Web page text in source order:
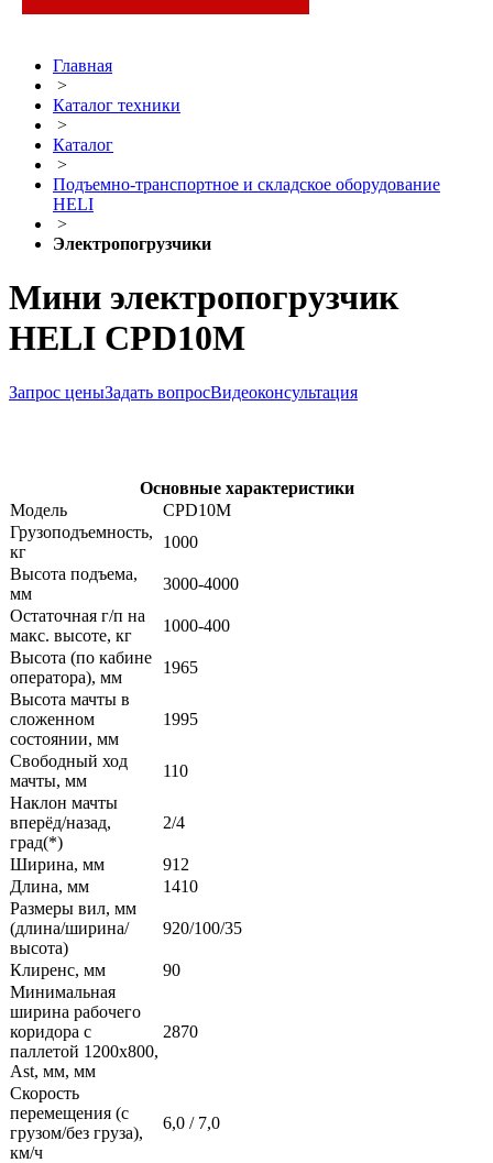
Главная
>
Каталог техники
>
Каталог
>
Подъемно-транспортное и складское оборудование
HELI
>
Электропогрузчики
Мини электропогрузчик
HELI CPD10M
Запрос ценыЗадать вопросВидеоконсультация
Основные характеристики
Модель
CPD10M
Грузоподъемность,
кг
1000
Высота подъема,
мм
3000-4000
Остаточная г/п на
макс. высоте, кг
1000-400
Высота (по кабине
оператора), мм
1965
Высота мачты в
сложенном
состоянии, мм
1995
Свободный ход
мачты, мм
110
Наклон мачты
вперёд/назад,
град(*)
2/4
Ширина, мм
912
Длина, мм
1410
Размеры вил, мм
(длина/ширина/
высота)
920/100/35
Клиренс, мм
90
Минимальная
ширина рабочего
коридора с
паллетой 1200х800,
Ast, мм, мм
2870
Скорость
перемещения (с
грузом/без груза),
км/ч
6,0 / 7,0